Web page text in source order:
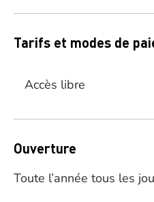
Tarifs et modes de
Accès libre
Ouverture
Toute l’année tous les